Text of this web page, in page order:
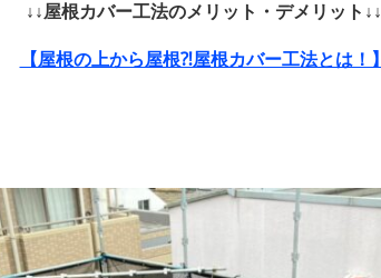
↓↓屋根カバー工法のメリット・デメリット↓↓
【屋根の上から屋根⁈屋根カバー工法とは！】